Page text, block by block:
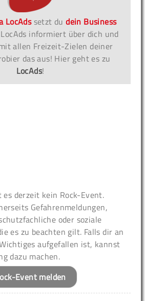
LocAdssetzt dudein Business
informiert über dich und
allen Freizeit-Zielen deiner
das aus! Hier geht es zu
LocAds!
es derzeit kein Rock-Event.
Gefahrenmeldungen,
oder soziale
es zu beachten gilt. Falls dir an
aufgefallen ist, kannst
dazu machen.
Event melden